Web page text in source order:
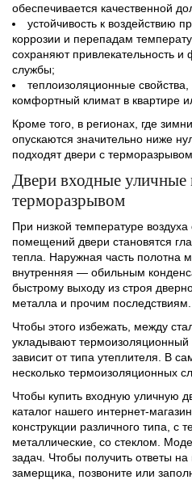
обеспечивается качественной
устойчивость к воздействию
коррозии и перепадам
сохраняют привлекательность и
службы;
теплоизоляционные
комфортный климат в квартире
Кроме того, в регионах, где
опускаются значительно ниже
подходят двери с терморазрывом.
Двери входные уличные
терморазрывом
При низкой температуре
помещений двери становятся
тепла. Наружная часть полотна
внутренняя — обильным
быстрому выходу из строя
металла и прочим последствиям.
Чтобы этого избежать, между
укладывают
зависит от типа утеплителя. В
несколько термоизоляционных
Чтобы купить входную уличную
каталог нашего интернет-
конструкции различного типа, с
металлические, со стеклом.
задач. Чтобы получить ответы
замерщика, позвоните или